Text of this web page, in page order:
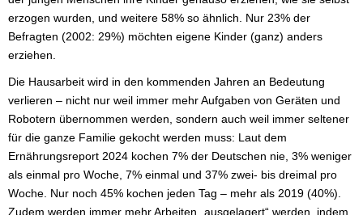
erzogen wurden, und weitere 58% so ähnlich. Nur 23% der
Befragten (2002: 29%) möchten eigene Kinder (ganz) anders
erziehen.
Die Hausarbeit wird in den kommenden Jahren an Bedeutung
verlieren – nicht nur weil immer mehr Aufgaben von Geräten und
Robotern übernommen werden, sondern auch weil immer seltener
für die ganze Familie gekocht werden muss: Laut dem
Ernährungsreport 2024 kochen 7% der Deutschen nie, 3% weniger
als einmal pro Woche, 7% einmal und 37% zwei- bis dreimal pro
Woche. Nur noch 45% kochen jeden Tag – mehr als 2019 (40%).
Zudem werden immer mehr Arbeiten „ausgelagert“ werden, indem